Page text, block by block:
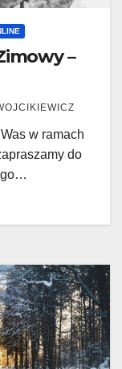
–
w ramach
do